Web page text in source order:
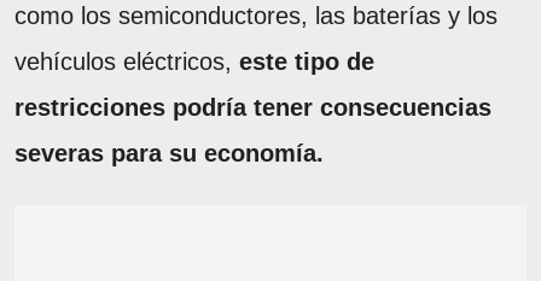
como los semiconductores, las baterías y los
vehículos eléctricos, este tipo de
restricciones podría tener consecuencias
severas para su economía.